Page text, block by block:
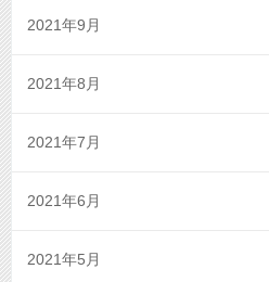
2021年9月
2021年8月
2021年7月
2021年6月
2021年5月